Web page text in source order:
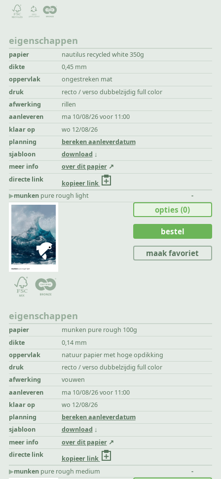
eigenschappen
papier
nautilus recycled white 350g
dikte
0,45 mm
oppervlak
ongestreken mat
druk
recto / verso dubbelzijdig full color
afwerking
rillen
aanleveren
ma 10/08/26 voor 11:00
klaar op
wo 12/08/26
planning
bereken aanleverdatum
sjabloon
download
meer info
over dit papier
directe link
kopieer link
▶︎munken pure rough light -
eigenschappen
papier
munken pure rough 100g
dikte
0,14 mm
oppervlak
natuur papier met hoge opdikking
druk
recto / verso dubbelzijdig full color
afwerking
vouwen
aanleveren
ma 10/08/26 voor 11:00
klaar op
wo 12/08/26
planning
bereken aanleverdatum
sjabloon
download
meer info
over dit papier
directe link
kopieer link
opties(0)
bestel
maak favoriet
▶︎munken pure rough medium -